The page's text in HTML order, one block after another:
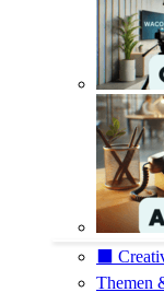
⬛️
Themen